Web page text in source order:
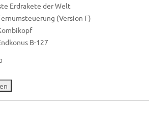
Erdrakete der Welt
(Version F)
B-127